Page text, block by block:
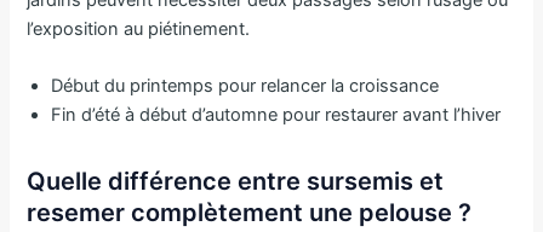
l’exposition au piétinement.
Début du printemps pour relancer la croissance
Fin d’été à début d’automne pour restaurer avant l’hiver
Quelle différence entre sursemis et
resemer complètement une pelouse ?